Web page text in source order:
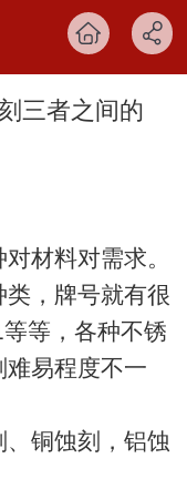
三者之间的
材料对需求。
类，牌号就有很
等，各种不锈
易程度不一
铜蚀刻，铝蚀